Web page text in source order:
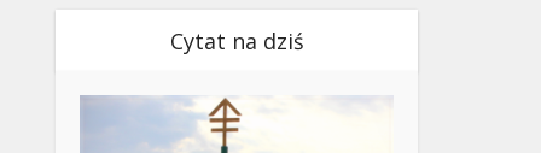
Cytat na dziś